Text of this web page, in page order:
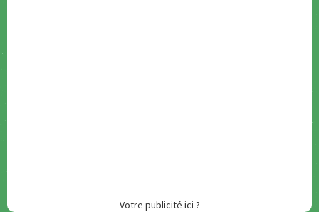
Votre publicité ici ?